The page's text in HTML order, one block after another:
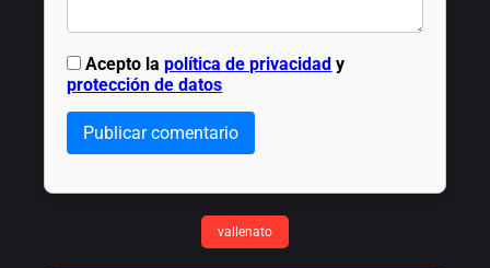
Acepto lapolítica de privacidad y
protección de datos
Publicar comentario
vallenato